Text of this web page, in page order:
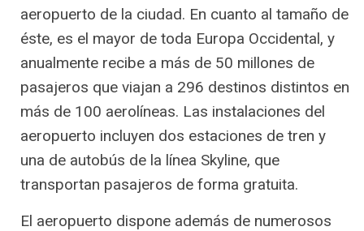
aeropuerto de la ciudad. En cuanto al tamaño de
éste, es el mayor de toda Europa Occidental, y
anualmente recibe a más de 50 millones de
pasajeros que viajan a 296 destinos distintos en
más de 100 aerolíneas. Las instalaciones del
aeropuerto incluyen dos estaciones de tren y
una de autobús de la línea Skyline, que
transportan pasajeros de forma gratuita.
El aeropuerto dispone además de numerosos